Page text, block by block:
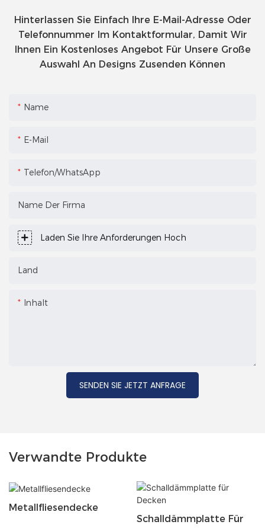
Hinterlassen Sie Einfach Ihre E-Mail-Adresse Oder
Telefonnummer Im Kontaktformular, Damit Wir
Ihnen Ein Kostenloses Angebot Für Unsere Große
Auswahl An Designs Zusenden Können
Name
E-Mail
Telefon/WhatsApp
Name Der Firma
Laden Sie Ihre Anforderungen Hoch
Land
Inhalt
SENDEN SIE JETZT ANFRAGE
Verwandte Produkte
Metallfliesendecke
Schalldämmplatte Für